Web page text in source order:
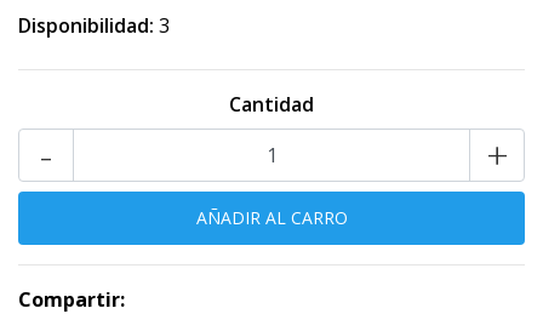
Disponibilidad: 3
Cantidad
+
-
Compartir: